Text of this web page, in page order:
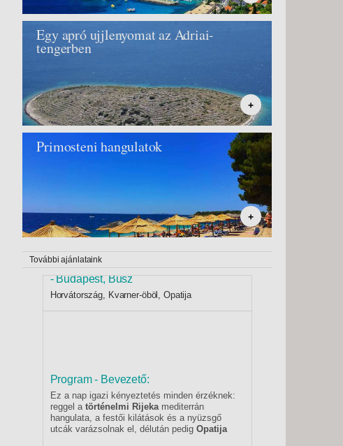
Egy apró ujjlenyomat az Adriai-
tengerben
+
Primosteni hangulatok
+
További ajánlataink
Egynapos csokoládés kaland az Adrián
- Budapest, Busz
Horvátország, Kvarner-öböl, Opatija
Program - Bevezető:
Ez a nap igazi kényeztetés minden érzéknek:
reggel a történelmi Rijekamediterrán
hangulata, a festői kilátások és a nyüzsgő
utcák varázsolnak el, délután pedig Opatija